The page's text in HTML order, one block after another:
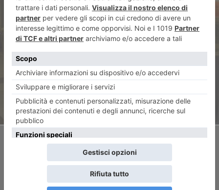
ARTICOLO PRECEDENTE
Sedicenne e diciottenne
tentano rapina in Metro
ARTICOLO SUCCESSIVO